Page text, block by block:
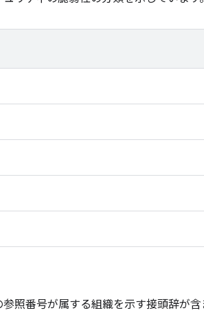
照番号が属する組織を示す接頭辞が